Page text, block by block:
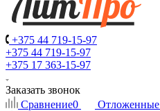
+375 44 719-15-97
+375 44 719-15-97
+375 17 363-15-97
Заказать звонок
Сравнение0 Отложенные